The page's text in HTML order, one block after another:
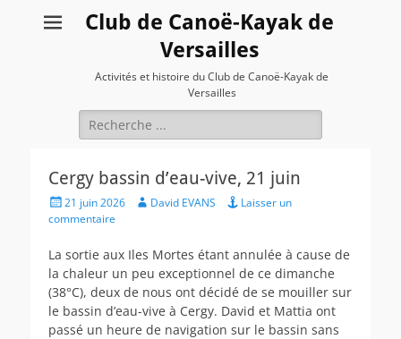
Club de Canoë-Kayak de
Versailles
Activités et histoire du Club de Canoë-Kayak de
Versailles
Rechercher :
Cergy bassin d’eau-vive, 21 juin
Posted
on
21 juin 2026 AuthorDavid EVANS
Laisser un
commentaire
La sortie aux Iles Mortes étant annulée à cause de
la chaleur un peu exceptionnel de ce dimanche
(38°C), deux de nous ont décidé de se mouiller sur
le bassin d’eau-vive à Cergy. David et Mattia ont
passé un heure de navigation sur le bassin sans